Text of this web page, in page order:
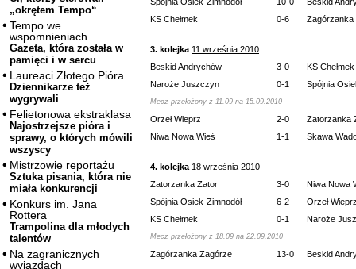
„okrętem Tempo“
Tempo we
wspomnieniach
Gazeta, która została w
pamięci i w sercu
Laureaci Złotego Pióra
Dziennikarze też
wygrywali
Felietonowa ekstraklasa
Najostrzejsze pióra i
sprawy, o których mówili
wszyscy
Mistrzowie reportażu
Sztuka pisania, która nie
miała konkurencji
Konkurs im. Jana
Rottera
Trampolina dla młodych
talentów
Na zagranicznych
wyjazdach
KS Chełmek
0-6 Zagórzanka
3. kolejka 11 września 2010
Beskid Andrychów
3-0
KS Chełmek
Naroże Juszczyn
0-1 Spójnia
Mecz przełożony z 11.09 na 15.09.2010
Orzeł Wieprz 2-0
Zatorzanka
Niwa Nowa Wieś
1-1 Skawa
4. kolejka 18 września 2010
Zatorzanka Zator
3-0
Niwa Nowa
Spójnia Osiek-Zimnodół
6-2
Orzeł
KS Chełmek
0-1 Naroże
Mecz przełożony z 18.09 na 22.09.2010
Zagórzanka Zagórze 13-0 Beskid